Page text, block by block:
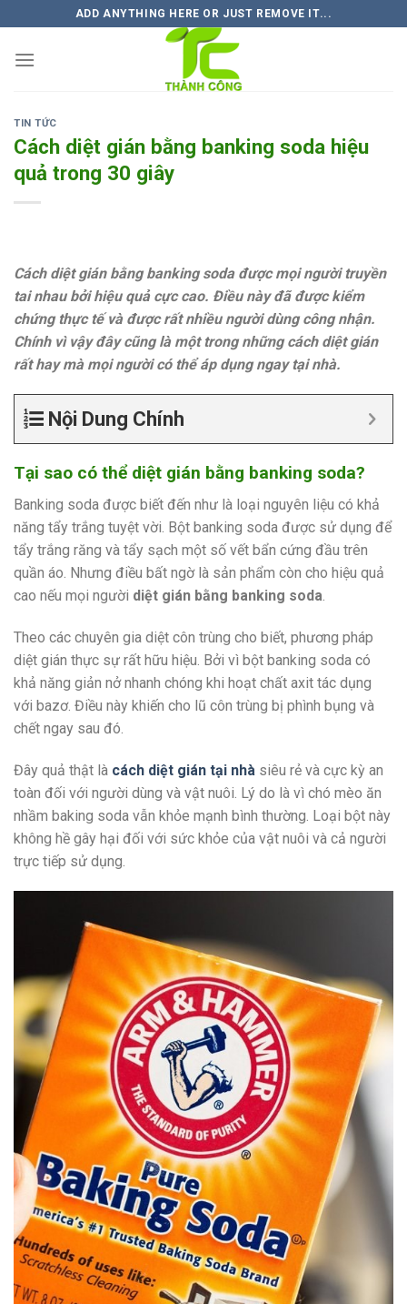
to
content
ADD ANYTHING HERE OR JUST REMOVE IT...
TIN TỨC
Cách diệt gián bằng banking soda hiệu
quả trong 30 giây
Cách diệt gián bằng banking soda được mọi người truyền
tai nhau bởi hiệu quả cực cao. Điều này đã được kiểm
chứng thực tế và được rất nhiều người dùng công nhận.
Chính vì vậy đây cũng là một trong những cách diệt gián
rất hay mà mọi người có thể áp dụng ngay tại nhà.
Nội Dung Chính
Tại sao có thể diệt gián bằng banking soda?
Banking soda được biết đến như là loại nguyên liệu có khả
năng tẩy trắng tuyệt vời. Bột banking soda được sử dụng để
tẩy trắng răng và tẩy sạch một số vết bẩn cứng đầu trên
quần áo. Nhưng điều bất ngờ là sản phẩm còn cho hiệu quả
cao nếu mọi người diệt gián bằng banking soda.
Theo các chuyên gia diệt côn trùng cho biết, phương pháp
diệt gián thực sự rất hữu hiệu. Bởi vì bột banking soda có
khả năng giản nở nhanh chóng khi hoạt chất axit tác dụng
với bazơ. Điều này khiến cho lũ côn trùng bị phình bụng và
chết ngay sau đó.
Đây quả thật là cách diệt gián tại nhà siêu rẻ và cực kỳ an
toàn đối với người dùng và vật nuôi. Lý do là vì chó mèo ăn
nhầm baking soda vẫn khỏe mạnh bình thường. Loại bột này
không hề gây hại đối với sức khỏe của vật nuôi và cả người
trực tiếp sử dụng.